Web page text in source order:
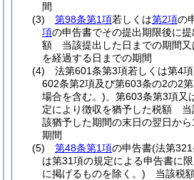
間
(3)
第98条第1項若しくは第2項の
項の申告書でその提出期限後に
額 当該提出した日までの期間又
を経過する日までの期間
(4)
法第601条第3項若しくは第4項
602条第2項及び第603条の2の2
場合を含む。) 、第603条第3項
定により徴収を猶予した税額 当
該猶予した期間の末日の翌日か
期間
(5)
第48条第1項の申告書(法第
は第31項の規定による申告書に
に掲げるものを除く。) 当該税